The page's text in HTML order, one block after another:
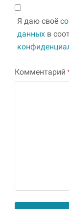
Я даю своё
данных в
Комментарий